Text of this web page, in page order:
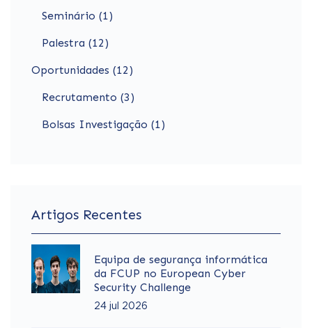
Seminário (1)
Palestra (12)
Oportunidades (12)
Recrutamento (3)
Bolsas Investigação (1)
Artigos Recentes
Equipa de segurança informática
da FCUP no European Cyber
Security Challenge
24 jul 2026